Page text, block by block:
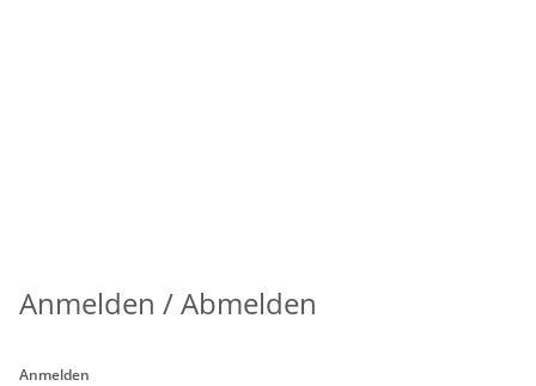
Anmelden / Abmelden
Anmelden